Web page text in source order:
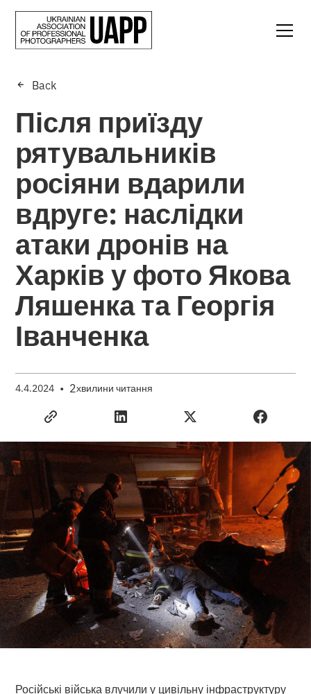
Back
Після приїзду
рятувальників
росіяни вдарили
вдруге: наслідки
атаки дронів на
Харків у фото Якова
Ляшенка та Георгія
Іванченка
4.4.2024 • 2хвилини читання
Російські війська влучили у цивільну інфраструктуру